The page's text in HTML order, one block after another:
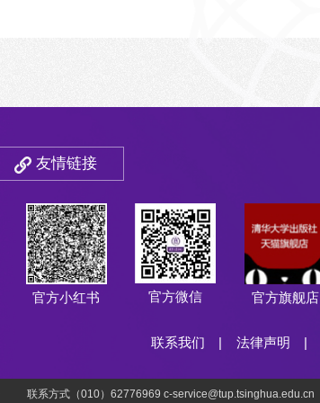
友情链接
官方小红书 官方微信 官方旗舰店
联系我们 | 法律声明 |
联系方式（010）62776969 c-service@tup.tsinghua.edu.cn